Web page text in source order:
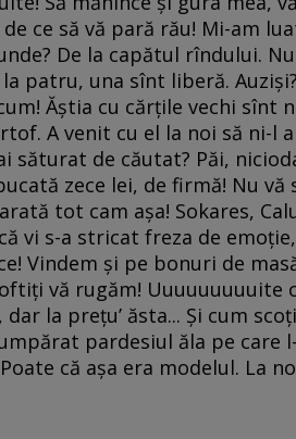
ce să vă pară rău! Mi-am
De la capătul rîndului.
patru, una sînt liberă.
Ăştia cu cărţile vechi sînt
A venit cu el la noi să ni-l
săturat de căutat? Păi,
zece lei, de firmă! Nu vă
tot cam aşa! Sokares,
vi s-a stricat freza de
Vindem şi pe bonuri de
vă rugăm! Uuuuuuuuuite
la preţu’ ăsta... Şi cum
pardesiul ăla pe
că aşa era modelul. La